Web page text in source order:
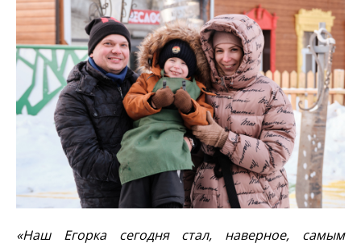
«Наш Егорка сегодня стал, наверное, самым